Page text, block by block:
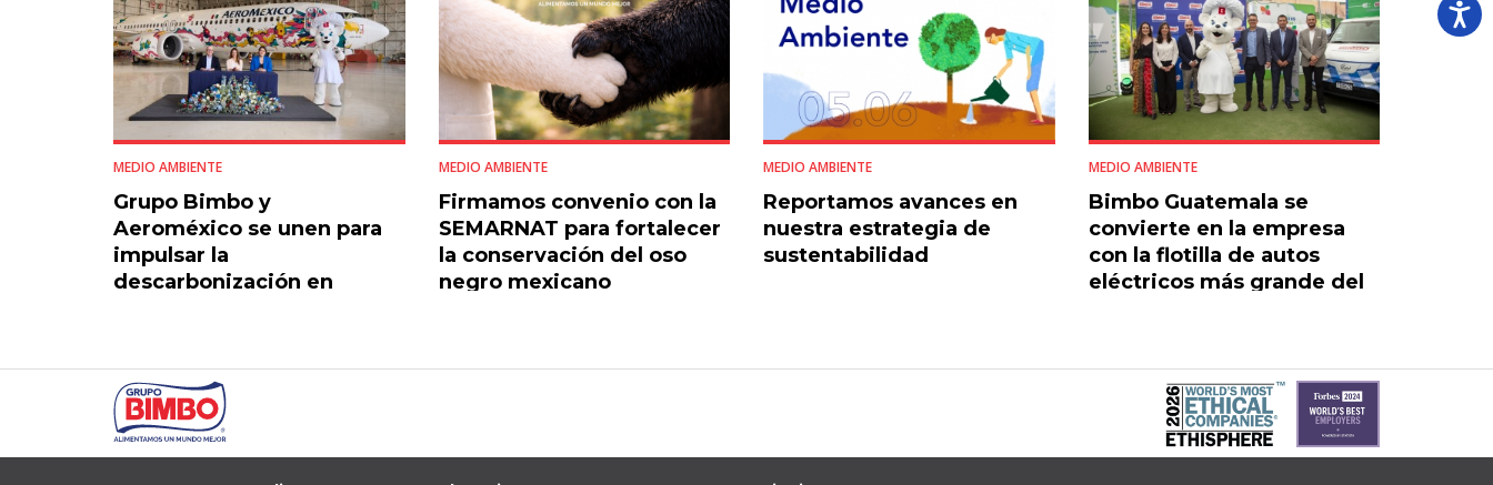
MEDIO AMBIENTE
Grupo Bimbo y
Aeroméxico se unen para
impulsar la
descarbonización en
MEDIO AMBIENTE
Firmamos convenio con la
SEMARNAT para fortalecer
la conservación del oso
negro mexicano
MEDIO AMBIENTE
Reportamos avances en
nuestra estrategia de
sustentabilidad
MEDIO AMBIENTE
Bimbo Guatemala se
convierte en la empresa
con la flotilla de autos
eléctricos más grande del